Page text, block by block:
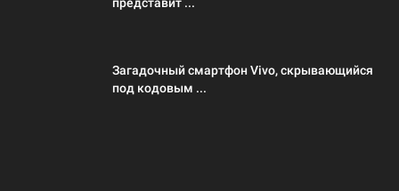
Загадочный смартфон Vivo, скрывающийся
под кодовым ...